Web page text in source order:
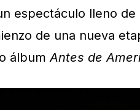
espectáculo lleno
de una nueva
álbum Antes de